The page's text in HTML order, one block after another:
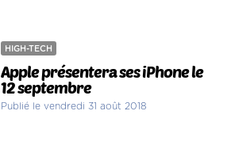
HIGH-TECH
Apple présentera ses iPhone le
12 septembre
Publié le vendredi 31 août 2018